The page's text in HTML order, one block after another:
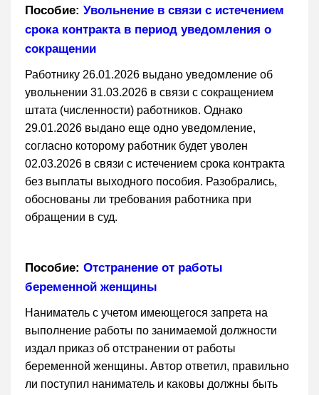
Пособие: Увольнение в связи с истечением
срока контракта в период уведомления о
сокращении
Работнику 26.01.2026 выдано уведомление об
увольнении 31.03.2026 в связи с сокращением
штата (численности) работников. Однако
29.01.2026 выдано еще одно уведомление,
согласно которому работник будет уволен
02.03.2026 в связи с истечением срока контракта
без выплаты выходного пособия. Разобрались,
обоснованы ли требования работника при
обращении в суд.
Пособие: Отстранение от работы
беременной женщины
Наниматель с учетом имеющегося запрета на
выполнение работы по занимаемой должности
издал приказ об отстранении от работы
беременной женщины. Автор ответил, правильно
ли поступил наниматель и каковы должны быть